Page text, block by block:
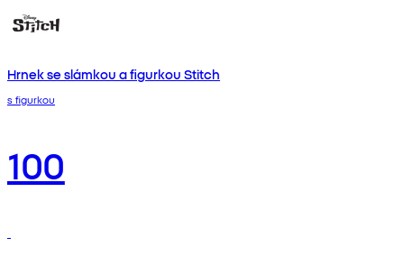
Hrnek se slámkou a figurkou Stitch
s figurkou
100